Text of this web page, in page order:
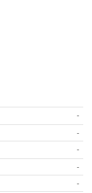
-
-
-
-
-